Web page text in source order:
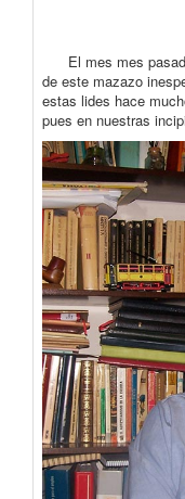
El mes mes
de este mazazo
estas lides hace
pues en nuestras